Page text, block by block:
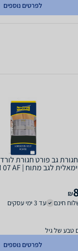
לפרטים נוספים
חגורת גב פורט חגורת
₪
חינם
עד 3 ימי עסקים
טבע של גיל
לפרטים נוספים